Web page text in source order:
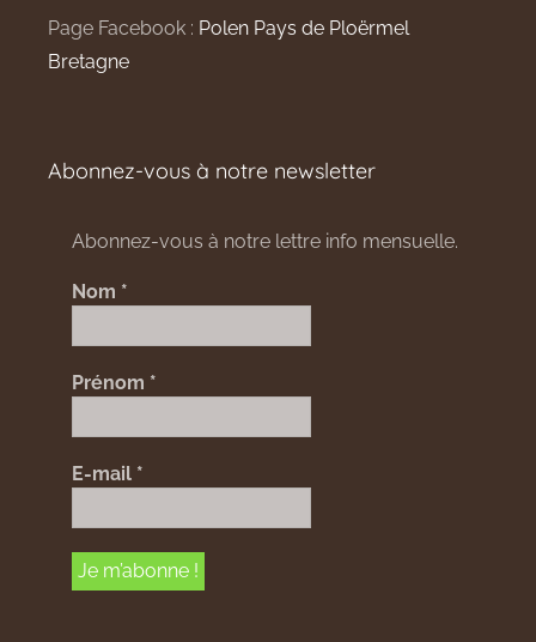
Page Facebook : Polen Pays de Ploërmel
Bretagne
Abonnez-vous à notre newsletter
Abonnez-vous à notre lettre info mensuelle.
Nom *
Prénom *
E-mail *